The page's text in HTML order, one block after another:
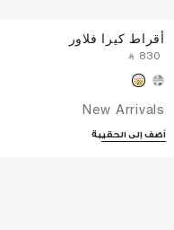
أقراط كيرا فلاور
‎ ⃁ ⁦830⁩ ‎
New Arrivals
أضف إلى الحقيبة